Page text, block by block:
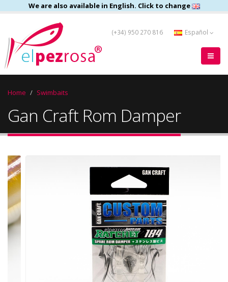
We are also available in English. Click to change
(+34) 950 270 816 Español
Home Swimbaits
Gan Craft Rom Damper